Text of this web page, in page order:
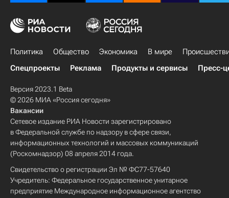
Политика Общество Экономика В мире
Спецпроекты
Реклама Продукты и сервисы Пресс-
Версия 2023.1 Beta
© 2026 МИА «Россия сегодня»
Вакансии
Сетевое издание РИА Новости зарегистрировано
в Федеральной службе по надзору в сфере связи,
информационных технологий и массовых коммуникаций
(Роскомнадзор) 08 апреля 2014 года.
Свидетельство о регистрации Эл № ФС77-57640
Учредитель: Федеральное государственное унитарное
предприятие Международное информационное агентство